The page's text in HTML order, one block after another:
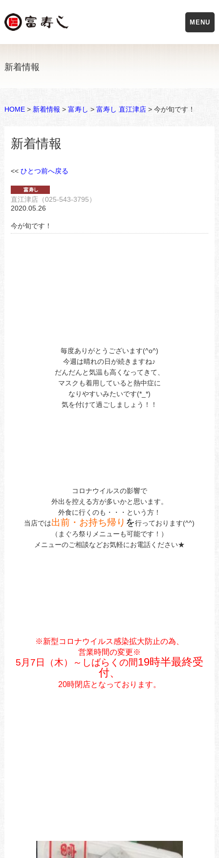
新着情報
HOME> 新着情報 > 富寿し > 富寿し 直江津店> 今が旬です！
新着情報
<< ひとつ前へ戻る
直江津店（025-543-3795）
2020.05.26
今が旬です！
毎度ありがとうございます(^o^)
今週は晴れの日が続きますね♪
だんだんと気温も高くなってきて、
マスクも着用していると熱中症に
なりやすいみたいです(*_*)
気を付けて過ごしましょう！！
コロナウイルスの影響で
外出を控える方が多いかと思います。
外食に行くのも・・・という方！
当店では出前・お持ち帰り を行っております(^^)
（まぐろ祭りメニューも可能です！）
メニューのご相談などお気軽にお電話ください★
※新型コロナウイルス感染拡大防止の為、
営業時間の変更※
5月7日（木）～しばらくの間19時半最終受
付、
20時閉店となっております。
MENU